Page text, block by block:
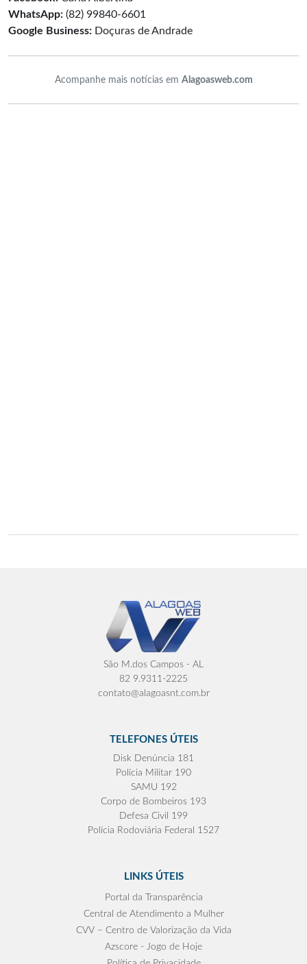
WhatsApp: (82) 99840-6601
Google Business: Doçuras de Andrade
Acompanhe mais notícias em Alagoasweb.com
São M.dos Campos - AL
82 9.9311-2225
contato@alagoasnt.com.br
TELEFONES ÚTEIS
Disk Denúncia 181
Polícia Militar 190
SAMU 192
Corpo de Bombeiros 193
Defesa Civil 199
Polícia Rodoviária Federal 1527
LINKS ÚTEIS
Portal da Transparência
Central de Atendimento a Mulher
CVV – Centro de Valorização da Vida
Azscore - Jogo de Hoje